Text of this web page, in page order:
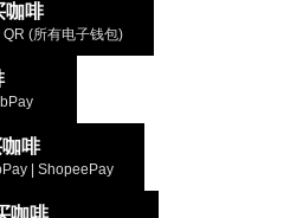
咖啡
(所有电子钱包)
啡
| ShopeePay